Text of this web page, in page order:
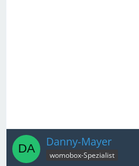
Danny-Mayer
womobox-Spezialist